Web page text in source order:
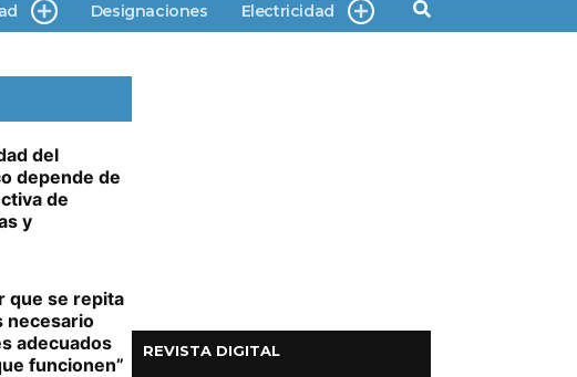
Designaciones Electricidad
del
depende de
de
y
que se repita
necesario
adecuados
funcionen”
REVISTA DIGITAL